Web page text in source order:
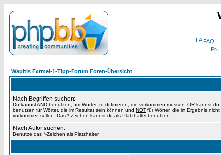
FAQ
Wapitis Formel-1-Tipp-Forum Foren-Übersicht
Nach Begriffen suchen:
Du kannstAND benutzen, um Wörter zu definieren, die vorkommen müssen; OR kannst du
benutzen für Wörter, die im Resultat sein können und NOT für Wörter, die im Ergebnis nicht
vorkommen sollen. Das *-Zeichen kannst du als Platzhalter benutzen.
Nach Autor suchen:
Benutze das *-Zeichen als Platzhalter